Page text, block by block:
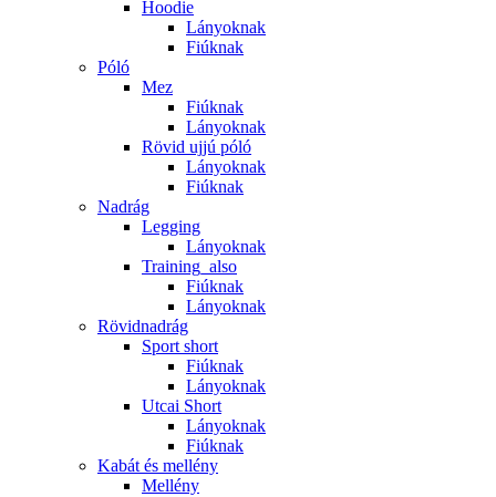
Hoodie
Lányoknak
Fiúknak
Póló
Mez
Fiúknak
Lányoknak
Rövid ujjú póló
Lányoknak
Fiúknak
Nadrág
Legging
Lányoknak
Training_also
Fiúknak
Lányoknak
Rövidnadrág
Sport short
Fiúknak
Lányoknak
Utcai Short
Lányoknak
Fiúknak
Kabát és mellény
Mellény